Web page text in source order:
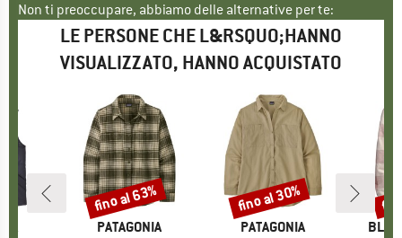
Non ti preoccupare, abbiamo delle alternative per te:
LE PERSONE CHE L&RSQUO;HANNO
VISUALIZZATO, HANNO ACQUISTATO
MARCHIO
PATAGONIA
Sconto
fino al 63%
MARCHIO
PATAGONIA
Sconto
fino al 30%